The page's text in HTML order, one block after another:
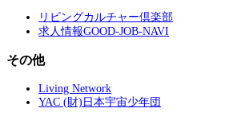
リビングカルチャー倶楽部
求人情報GOOD-JOB-NAVI
その他
Living Network
YAC (財)日本宇宙少年団